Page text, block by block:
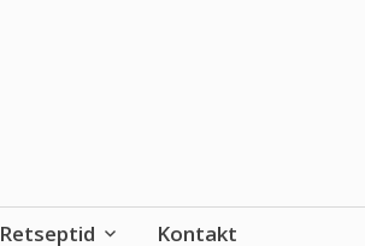
Retseptid Kontakt